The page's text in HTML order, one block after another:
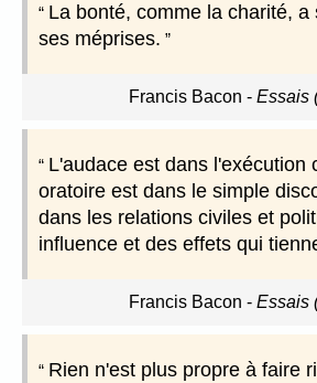
La bonté, comme la charité, a
ses méprises.
Francis Bacon - Essais
L'audace est dans l'exécution
oratoire est dans le simple
dans les relations civiles et
influence et des effets qui
Francis Bacon - Essais
Rien n'est plus propre à faire